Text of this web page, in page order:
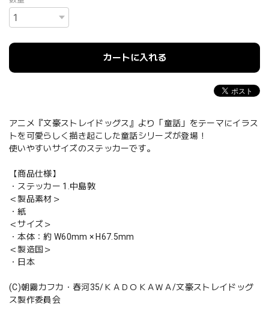
カートに入れる
アニメ『文豪ストレイドッグス』より「童話」をテーマにイラス
トを可愛らしく描き起こした童話シリーズが登場！
使いやすいサイズのステッカーです。
【商品仕様】
・ステッカー 1.中島敦
＜製品素材＞
・紙
＜サイズ＞
・本体：約 W60mm × H67.5mm
＜製造国＞
・日本
(C)朝霧カフカ・春河35/ＫＡＤＯＫＡＷＡ/文豪ストレイドッグ
ス製作委員会